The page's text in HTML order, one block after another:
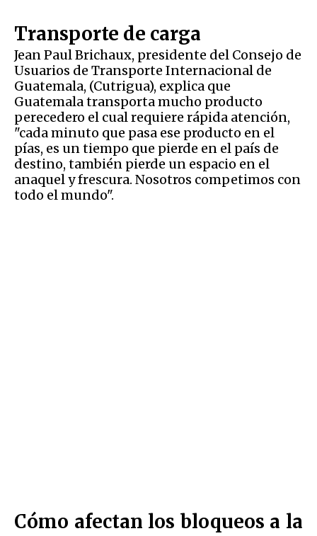
Transporte de carga
Jean Paul Brichaux, presidente del Consejo de
Usuarios de Transporte Internacional de
Guatemala, (Cutrigua), explica que
Guatemala transporta mucho producto
perecedero el cual requiere rápida atención,
"cada minuto que pasa ese producto en el
pías, es un tiempo que pierde en el país de
destino, también pierde un espacio en el
anaquel y frescura. Nosotros competimos con
todo el mundo".
Cómo afectan los bloqueos a la